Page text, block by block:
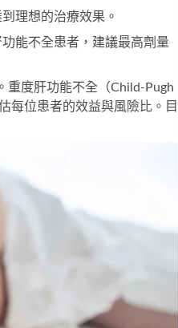
理想的治療效果。
能不全患者，建議最高劑量
重度肝功能不全（Child-Pugh
每位患者的效益與風險比。目